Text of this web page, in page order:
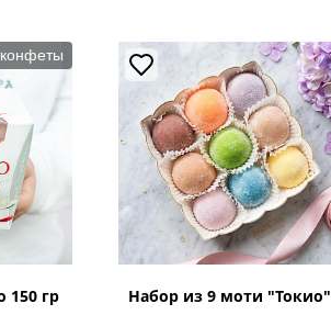
150 гр Набор из 9 моти "Токио"